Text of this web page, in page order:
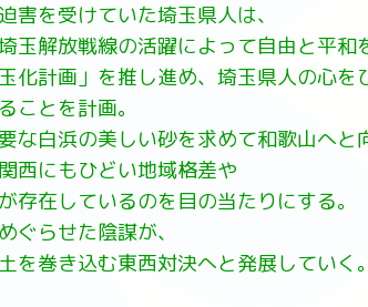
害を受けていた埼玉県人は、
玉解放戦線の活躍によって自由と平和
化計画」を推し進め、埼玉県人の心を
ことを計画。
な白浜の美しい砂を求めて和歌山へと
西にもひどい地域格差や
存在しているのを目の当たりにする。
ぐらせた陰謀が、
を巻き込む東西対決へと発展していく。